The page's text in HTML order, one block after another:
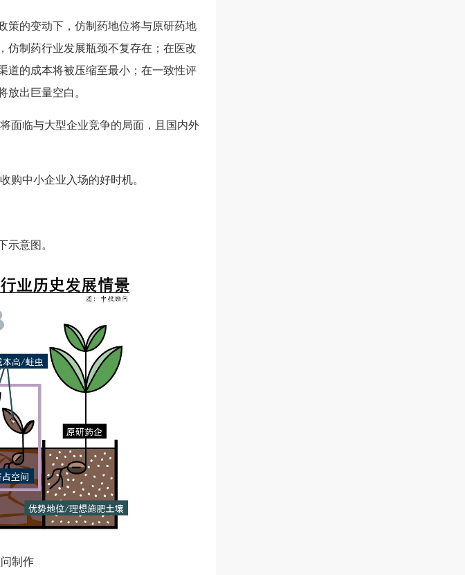
策的变动下，仿制药地位将与原研药地
仿制药行业发展瓶颈不复存在；在医改
道的成本将被压缩至最小；在一致性评
出巨量空白。
面临与大型企业竞争的局面，且国内外
购中小企业入场的好时机。
示意图。
制作